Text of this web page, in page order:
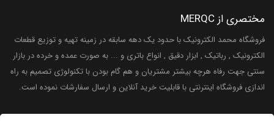
مختصری از MERQC
فروشگاه محمد الکترونیک با حدود یک دهه سابقه در زمینه تهیه و توزیع قطعات
الکترونیک , رباتیک , ابزار دقیق , انواع باتری و ... به صورت عمده و خرده در بازار
سنتی جهت رفاه هرچه بیشتر مشتریان و هم گام بودن با تکنولوژی تصمیم به راه
اندازی فروشگاه اینترنتی با قابلیت خرید آنلاین و ارسال سفارشات نموده است.